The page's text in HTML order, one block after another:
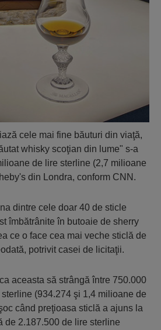
cele mai fine băuturi din viaţă,
whisky scoţian din lume" s-a
de lire sterline (2,7 milioane
din Londra, conform CNN.
dintre cele doar 40 de sticle
îmbătrânite în butoaie de sherry
ce o face cea mai veche sticlă de
potrivit casei de licitaţii.
aceasta să strângă între 750.000
(934.274 şi 1,4 milioane de
când preţioasa sticlă a ajuns la
de 2.187.500 de lire sterline